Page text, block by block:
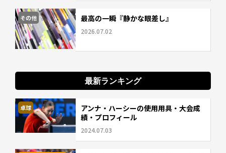
その他 最高の一瞬『静かな眼差し』
2026.07.02
最新ランキング
卓球
アンナ・ハーシーの使用用具・大会成
績・プロフィール
2024.07.03